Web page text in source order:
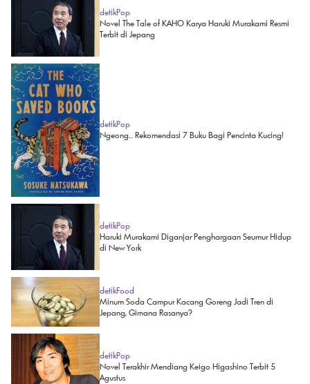
detikPop
Novel The Tale of KAHO Karya Haruki Murakami Resmi
Terbit di Jepang
detikPop
Ngeong... Rekomendasi 7 Buku Bagi Pencinta Kucing!
detikPop
Haruki Murakami Diganjar Penghargaan Seumur Hidup
di New York
detikFood
Minum Soda Campur Kacang Goreng Jadi Tren di
Jepang, Gimana Rasanya?
detikPop
Novel Terakhir Mendiang Keigo Higashino Terbit 5
Agustus